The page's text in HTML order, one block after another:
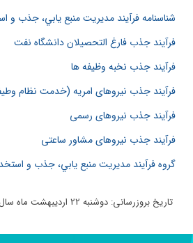
شناسنامه فرآیند مديريت منبع يابي، جذب و
فرآیند جذب فارغ التحصیلان دانشگاه نفت
فرآیند جذب نخبه وظیفه ها
فرآیند جذب نیروهای امریه (خدمت نظام
فرآیند جذب نیروهای رسمی
فرآیند جذب نیروهای مشاور ساعتی
گروه فرآیند مديريت منبع يابي، جذب و
تاریخ بروزرسانی: دوشنبه 22 اردیبهشت ماه سال 1404